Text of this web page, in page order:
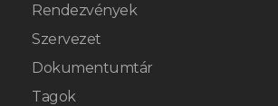
Rendezvények
Szervezet
Dokumentumtár
Tagok